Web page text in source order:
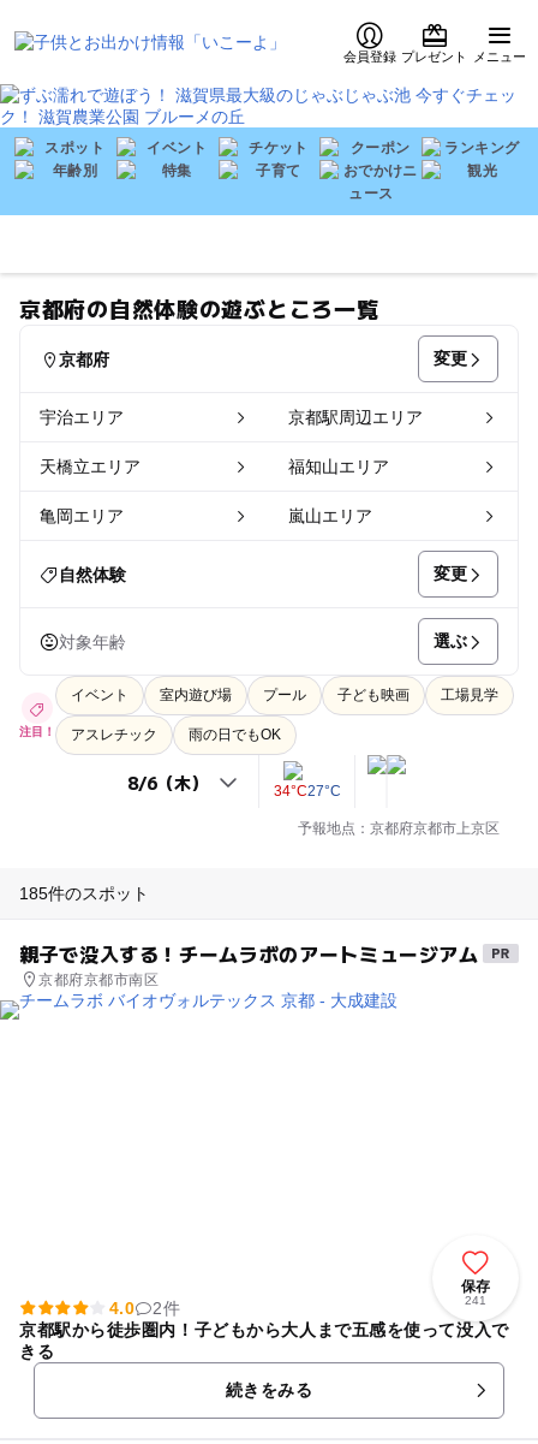
会員登録 プレゼント メニュー
京都府の自然体験の遊ぶところ一覧
京都府 変更
宇治エリア 京都駅周辺エリア
天橋立エリア 福知山エリア
亀岡エリア 嵐山エリア
自然体験 変更
対象年齢 選ぶ
注目！
イベント 室内遊び場 プール 子ども映画 工場見学
アスレチック 雨の日でもOK
34°C27°C
予報地点：京都府京都市上京区
185件のスポット
親子で没入する！チームラボのアートミュージアム
京都府京都市南区
保存
241
4.0
2件
京都駅から徒歩圏内！子どもから大人まで五感を使って没入で
きる
続きをみる